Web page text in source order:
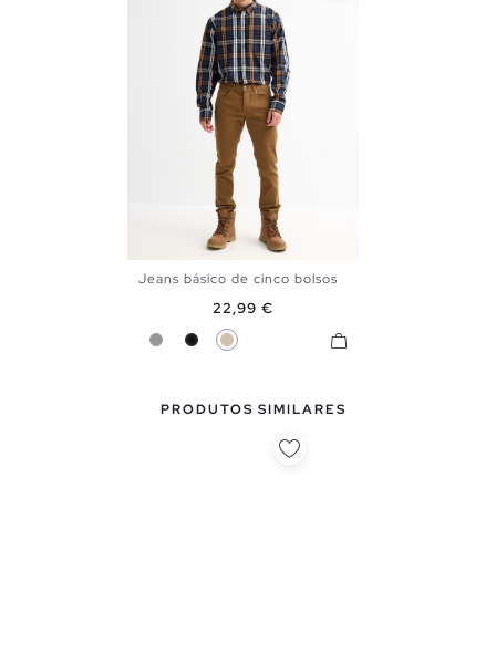
Jeans básico de cinco bolsos
Preço
22,99 €
Cinzento
PretoCamel
PRODUTOS SIMILARES